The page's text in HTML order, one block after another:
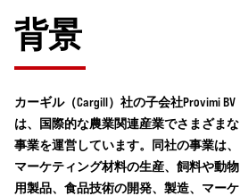
背景
カーギル（Cargill）社の子会社Provimi BV
は、国際的な農業関連産業でさまざまな
事業を運営しています。同社の事業は、
マーケティング材料の生産、飼料や動物
用製品、食品技術の開発、製造、マーケ